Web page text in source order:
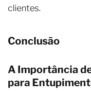
clientes.
Conclusão
A Importância
para